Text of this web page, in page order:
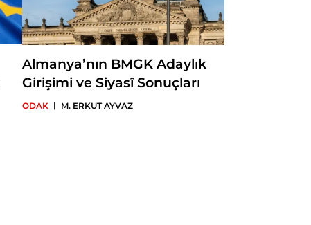
Almanya’nın BMGK Adaylık
Girişimi ve Siyasî Sonuçları
ODAK | M. ERKUT AYVAZ